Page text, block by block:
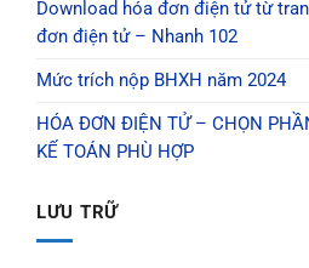
Download hóa đơn điện tử từ
đơn điện tử – Nhanh 102
Mức trích nộp BHXH năm 2024
HÓA ĐƠN ĐIỆN TỬ – CHỌN
KẾ TOÁN PHÙ HỢP
LƯU TRỮ